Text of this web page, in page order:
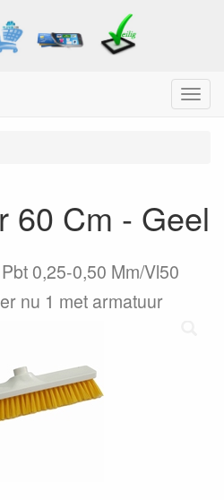
Menu
60 Cm - Geel
0,25-0,50 Mm/Vl50
nu 1 met armatuur